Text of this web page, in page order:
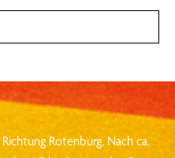
Rotenburg. Nach ca.